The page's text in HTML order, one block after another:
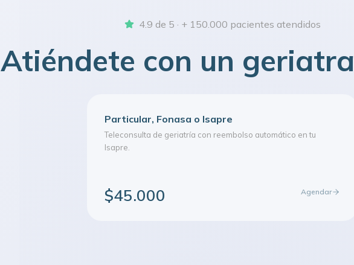
4.9 de 5 · + 150.000 pacientes atendidos
Atiéndete con un geriatra
Particular, Fonasa o Isapre
Teleconsulta de geriatría con reembolso automático en tu
Isapre.
$45.000 Agendar